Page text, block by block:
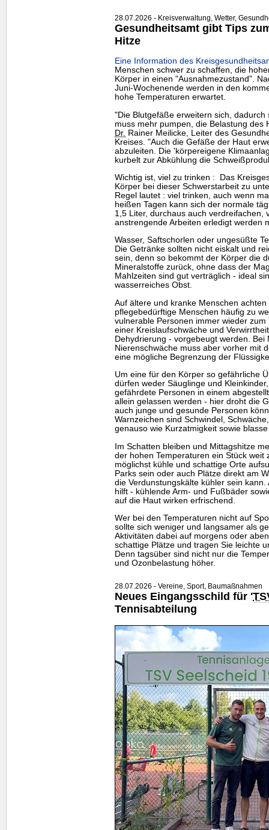
28.07.2026 - Kreisverwaltung, Wetter,
Gesundheitsamt gibt Tips
Hitze
Eine Information des
Menschen schwer zu schaffen, die
Körper in einen "Ausnahmezustand".
Juni-Wochenende werden in den
hohe Temperaturen erwartet.
"Die Blutgefäße erweitern sich,
muss mehr pumpen, die Belastung des
Dr. Rainer Meilicke, Leiter des
Kreises. "Auch die Gefäße der Haut
abzuleiten. Die 'körpereigene
kurbelt zur Abkühlung die
Wichtig ist, viel zu trinken : Das
Körper bei dieser Schwerstarbeit zu
Regel lautet : viel trinken, auch wenn
heißen Tagen kann sich der normale
1,5 Liter, durchaus auch verdreifachen,
anstrengende Arbeiten erledigt werden
Wasser, Saftschorlen oder ungesüßte
Die Getränke sollten nicht eiskalt und
sein, denn so bekommt der Körper die
Mineralstoffe zurück, ohne dass der
Mahlzeiten sind gut verträglich - ideal
wasserreiches Obst.
Auf ältere und kranke Menschen
pflegebedürftige Menschen häufig zu
vulnerable Personen immer wieder
einer Kreislaufschwäche und
Dehydrierung - vorgebeugt werden.
Nierenschwäche muss aber vorher mit
eine mögliche Begrenzung der
Um eine für den Körper so gefährliche
dürfen weder Säuglinge und
gefährdete Personen in einem
allein gelassen werden - hier droht die
auch junge und gesunde Personen
Warnzeichen sind Schwindel,
genauso wie Kurzatmigkeit sowie
Im Schatten bleiben und Mittagshitze
der hohen Temperaturen ein Stück weit
möglichst kühle und schattige Orte
Parks sein oder auch Plätze direkt am
die Verdunstungskälte kühler sein
hilft - kühlende Arm- und Fußbäder
auf die Haut wirken erfrischend.
Wer bei den Temperaturen nicht auf
sollte sich weniger und langsamer als
Aktivitäten dabei auf morgens oder
schattige Plätze und tragen Sie leichte
Denn tagsüber sind nicht nur die
und Ozonbelastung höher.
28.07.2026 - Vereine, Sport, Baumaßnahmen
Neues Eingangsschild für '
Tennisabteilung